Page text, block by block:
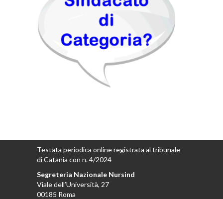
Testata periodica online registrata al tribunale
di Catania con n. 4/2024
Segreteria Nazionale Nursind
Viale dell’Università, 27
00185 Roma